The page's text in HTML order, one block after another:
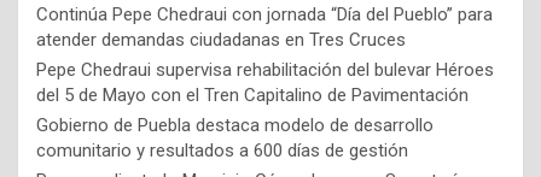
Continúa Pepe Chedraui con jornada “Día del Pueblo” para
atender demandas ciudadanas en Tres Cruces
Pepe Chedraui supervisa rehabilitación del bulevar Héroes
del 5 de Mayo con el Tren Capitalino de Pavimentación
Gobierno de Puebla destaca modelo de desarrollo
comunitario y resultados a 600 días de gestión